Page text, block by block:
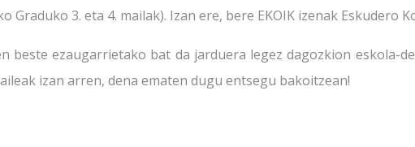
Graduko 3. eta 4. mailak). Izan ere, bere EKOIK izenak
beste ezaugarrietako bat da jarduera legez dagozkion eskola-
izan arren, dena ematen dugu entsegu bakoitzean!